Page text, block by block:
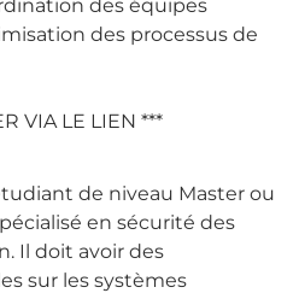
des équipes
des processus de
VIA LE LIEN ***
de niveau Master ou
en sécurité des
Il doit avoir des
sur les systèmes